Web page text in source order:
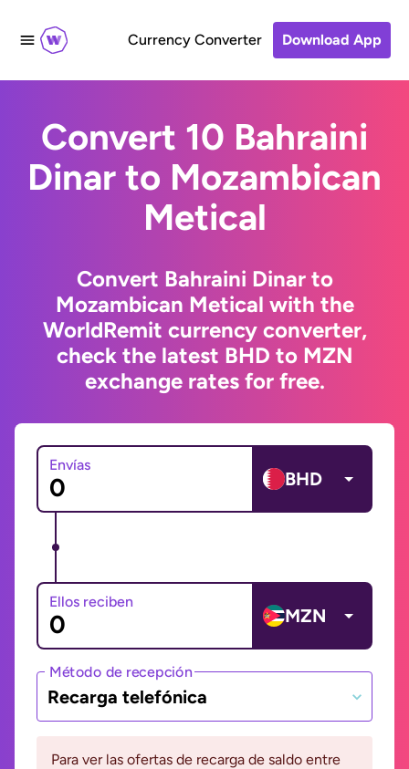
Currency Converter Download App
Convert 10 Bahraini
Dinar to Mozambican
Metical
Convert Bahraini Dinar to
Mozambican Metical with the
WorldRemit currency converter,
check the latest BHD to MZN
exchange rates for free.
Envías
BHD
Ellos reciben
MZN
Método de recepción
Recarga telefónica
Para ver las ofertas de recarga de saldo entre